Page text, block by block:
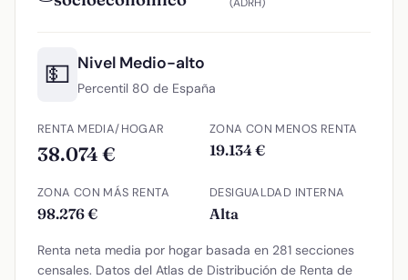
💵 Nivel Medio-alto
Percentil 80 de España
RENTA MEDIA/HOGAR
38.074 €
ZONA CON MENOS RENTA
19.134 €
ZONA CON MÁS RENTA
98.276 €
DESIGUALDAD INTERNA
Alta
Renta neta media por hogar basada en 281 secciones
censales. Datos del Atlas de Distribución de Renta de